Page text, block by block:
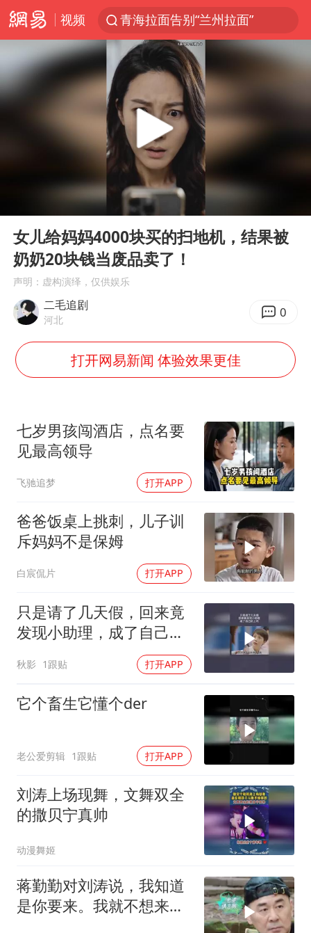
视频
青海拉面告别“兰州拉面”
台风白海豚登陆地点更新
台风白海豚进入48小时警戒线
台风白海豚影响中国已成定局
看守所辅警收受10万获刑1年
陈熠叫医疗暂停被驳回 带伤遭逆转
多地要求领导干部带头休假
U17国足1分钟轰2球
今年已有4位周星驰电影配角去世
“China Cool”成海外热词
宇树科技王兴兴身家有望超200亿元
中国养老床位“三连降”
哪吒汽车南宁工厂设备降价20%拍卖
奋进开新局 实干挑大梁
Play
女儿给妈妈4000块买的扫地机，结果被
奶奶20块钱当废品卖了！
声明：虚构演绎，仅供娱乐
二毛追剧
河北 0
打开网易新闻 体验效果更佳
七岁男孩闯酒店，点名要
见最高领导
飞驰追梦 打开APP
爸爸饭桌上挑刺，儿子训
斥妈妈不是保姆
白宸侃片 打开APP
只是请了几天假，回来竟
发现小助理，成了自己的
秋影 1跟贴 打开APP
它个畜生它懂个der
老公爱剪辑 1跟贴 打开APP
刘涛上场现舞，文舞双全
的撒贝宁真帅
动漫舞姬
蒋勤勤对刘涛说，我知道
是你要来。我就不想来